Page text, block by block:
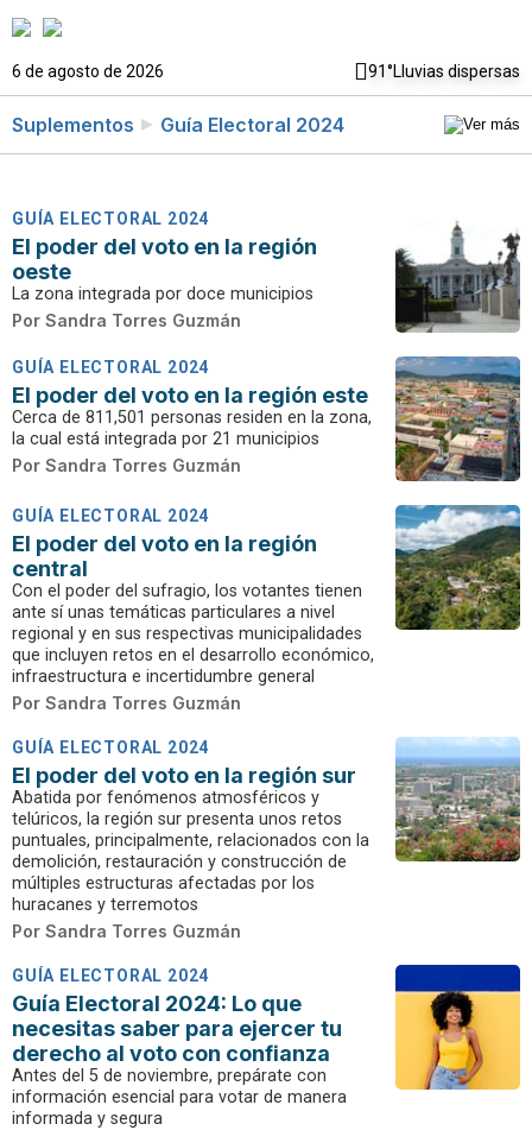
6 de agosto de 2026 91°Lluvias dispersas
Suplementos Guía Electoral 2024
GUÍA ELECTORAL 2024
El poder del voto en la región
oeste
La zona integrada por doce municipios
Por Sandra Torres Guzmán
GUÍA ELECTORAL 2024
El poder del voto en la región este
Cerca de 811,501 personas residen en la zona,
la cual está integrada por 21 municipios
Por Sandra Torres Guzmán
GUÍA ELECTORAL 2024
El poder del voto en la región
central
Con el poder del sufragio, los votantes tienen
ante sí unas temáticas particulares a nivel
regional y en sus respectivas municipalidades
que incluyen retos en el desarrollo económico,
infraestructura e incertidumbre general
Por Sandra Torres Guzmán
GUÍA ELECTORAL 2024
El poder del voto en la región sur
Abatida por fenómenos atmosféricos y
telúricos, la región sur presenta unos retos
puntuales, principalmente, relacionados con la
demolición, restauración y construcción de
múltiples estructuras afectadas por los
huracanes y terremotos
Por Sandra Torres Guzmán
GUÍA ELECTORAL 2024
Guía Electoral 2024: Lo que
necesitas saber para ejercer tu
derecho al voto con confianza
Antes del 5 de noviembre, prepárate con
información esencial para votar de manera
informada y segura